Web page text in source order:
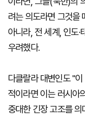
려는 의도라면 그것을
아니라, 전 세계, 인도
우려했다.
다클랄라 대변인도 "
적이라면 이는 러시아
중대한 긴장 고조를